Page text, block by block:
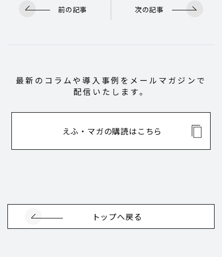
前の記事 次の記事
最新のコラムや導入事例をメールマガジンで
配信いたします。
えふ・マガの購読はこちら
トップへ戻る